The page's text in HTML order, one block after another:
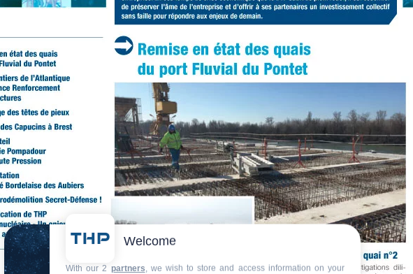
Welcome
With our 2 partners , we wish to store and access information on your